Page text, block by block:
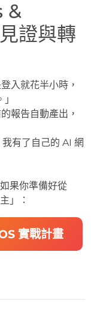
&
證與轉
入就花半小時，
報告自動產出，
我有了自己的 AI 網
果你準備好從
」：
實戰計畫